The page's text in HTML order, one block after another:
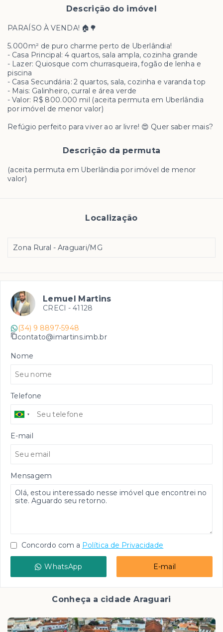
Descrição do imóvel
PARAÍSO À VENDA! 🏠🌳
5.000m² de puro charme perto de Uberlândia!
- Casa Principal: 4 quartos, sala ampla, cozinha grande
- Lazer: Quiosque com churrasqueira, fogão de lenha e
piscina
- Casa Secundária: 2 quartos, sala, cozinha e varanda top
- Mais: Galinheiro, curral e área verde
- Valor: R$ 800.000 mil (aceita permuta em Uberlândia
por imóvel de menor valor)
Refúgio perfeito para viver ao ar livre! 😍 Quer saber mais?
Descrição da permuta
(aceita permuta em Uberlândia por imóvel de menor
valor)
Localização
Zona Rural - Araguari/MG
Lemuel Martins
CRECI - 41128
(34) 9 8897-5948
contato@imartins.imb.br
Nome
Telefone
E-mail
Mensagem
Concordo com a Política de Privacidade
WhatsApp E-mail
Conheça a cidade Araguari